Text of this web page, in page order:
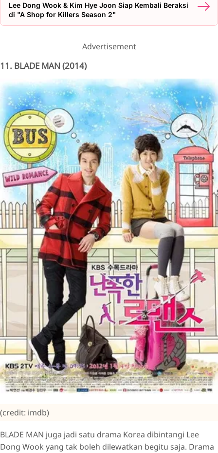
Lee Dong Wook & Kim Hye Joon Siap Kembali Beraksi
di "A Shop for Killers Season 2"
Advertisement
11. BLADE MAN (2014)
(credit: imdb)
BLADE MAN juga jadi satu drama Korea dibintangi Lee
Dong Wook yang tak boleh dilewatkan begitu saja. Drama